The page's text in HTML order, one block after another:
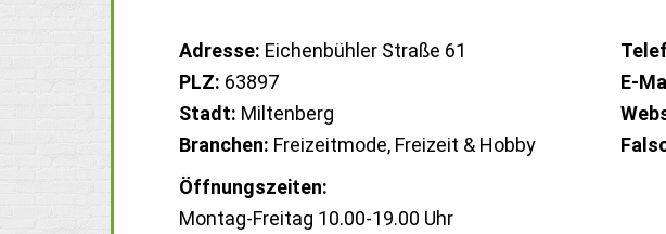
Adresse: Eichenbühler Straße 61
PLZ: 63897
Stadt: Miltenberg
Branchen: Freizeitmode, Freizeit & Hobby
E-
Öffnungszeiten:
Montag-Freitag 10.00-19.00 Uhr